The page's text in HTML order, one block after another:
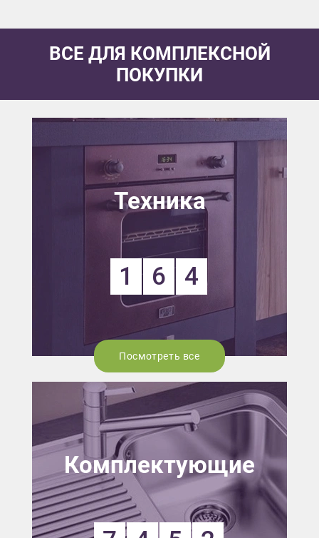
ВСЕ ДЛЯ КОМПЛЕКСНОЙ
ПОКУПКИ
Техника
1 6 4
Посмотреть все
Комплектующие